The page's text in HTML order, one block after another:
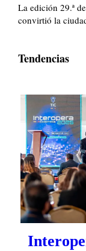
La edición 29.ª
convirtió la
Tendencias